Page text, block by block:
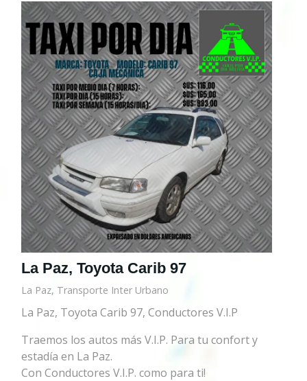
La Paz, Toyota Carib 97
La Paz, Transporte Inter Urbano
La Paz, Toyota Carib 97, Conductores V.I.P
Traemos los autos más V.I.P. Para tu confort y
estadía en La Paz.
Con Conductores V.I.P. como para ti!